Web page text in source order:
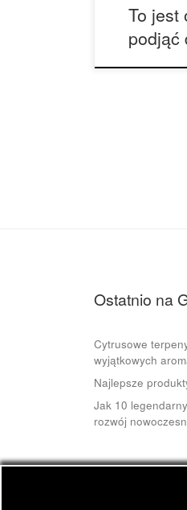
To jest
Ostatnio na
Cytrusowe
wyjątkowych
Najlepsze
Jak 10
rozwój